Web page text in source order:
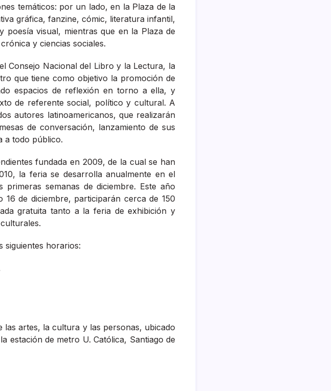
temáticos: por un lado, en la Plaza de la
gráfica, fanzine, cómic, literatura infantil,
poesía visual, mientras que en la Plaza de
y ciencias sociales.
Consejo Nacional del Libro y la Lectura, la
que tiene como objetivo la promoción de
espacios de reflexión en torno a ella, y
de referente social, político y cultural. A
autores latinoamericanos, que realizarán
de conversación, lanzamiento de sus
a todo público.
fundada en 2009, de la cual se han
la feria se desarrolla anualmente en el
semanas de diciembre. Este año
de diciembre, participarán cerca de 150
gratuita tanto a la feria de exhibición y
siguientes horarios:
las artes, la cultura y las personas, ubicado
estación de metro U. Católica, Santiago de